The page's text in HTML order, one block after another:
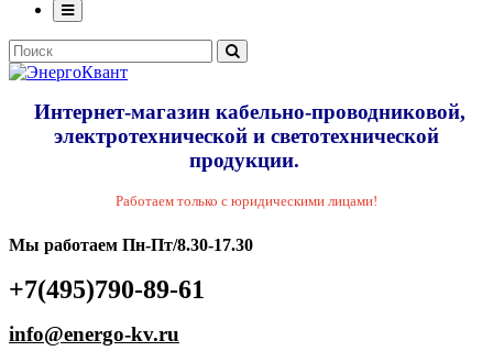
Интернет-магазин кабельно-проводниковой,
электротехнической и светотехнической
продукции.
Работаем только с юридическими лицами!
Мы работаем Пн-Пт/8.30-17.30
+7(495)790-89-61
info@energo-kv.ru